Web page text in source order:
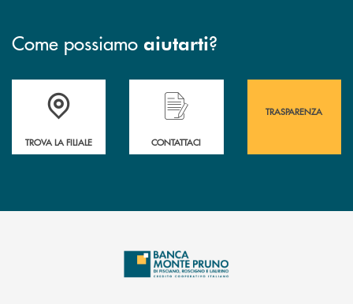
Come possiamo aiutarti?
Accedi all' elenco completo&nbsp; delle&nbsp; filiali&nbsp; di Banca
TROVA LA FILIALE
Hai bisogno di assistenza immediata?
CONTATTACI
TRASPARENZA